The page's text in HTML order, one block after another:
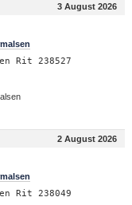
3 August 2026
Rit 238527
2 August 2026
Rit 238049